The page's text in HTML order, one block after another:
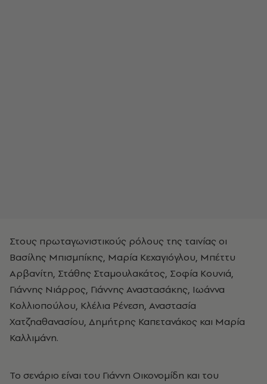
Στους πρωταγωνιστικούς ρόλους της ταινίας οι
Βασίλης Μπισμπίκης, Μαρία Κεχαγιόγλου, Μπέττυ
Αρβανίτη, Στάθης Σταμουλακάτος, Σοφία Κουνιά,
Γιάννης Νιάρρος, Γιάννης Αναστασάκης, Ιωάννα
Κολλιοπούλου, Κλέλια Ρένεση, Αναστασία
Χατζηαθανασίου, Δημήτρης Καπετανάκος και Μαρία
Καλλιμάνη.
Το σενάριο είναι του Γιάννη Οικονομίδη και του